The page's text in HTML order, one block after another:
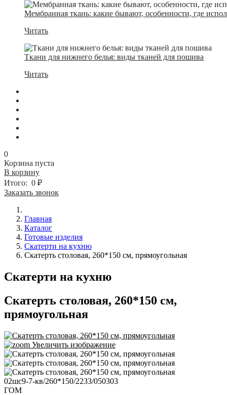
Мембранная ткань: какие бывают, особенности, где
Читать
Ткани для нижнего белья: виды тканей для пошива
Читать
0
Корзина пуста
В корзину
Итого: 0 ₽
Заказать звонок
Главная
Каталог
Готовые изделия
Скатерти на кухню
Скатерть столовая, 260*150 см, прямоугольная
Скатерти на кухню
Скатерть столовая, 260*150 см,
прямоугольная
Увеличить изображение
02шс9-7-кв/260*150/2233/050303
ГОМ